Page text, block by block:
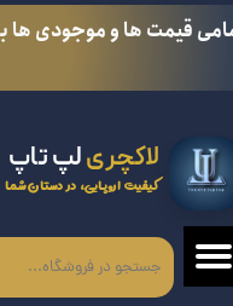
لاکچریلپ تاپ
کیفیت اروپایی، در دستان شما
حساب کاربری من
سفارشات
خروج از حساب کاربری
قیمت ها و موجودی ها